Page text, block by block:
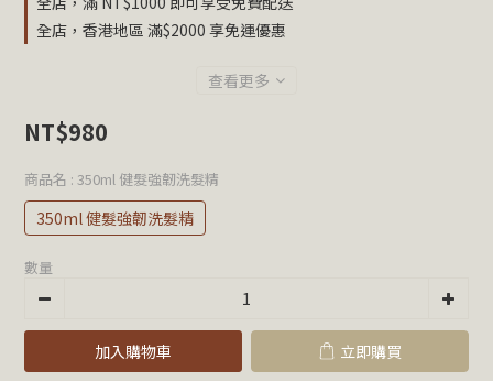
全店，香港地區 滿$2000 享免運優惠
查看更多
NT$980
商品名 : 350ml 健髮強韌洗髮精
350ml 健髮強韌洗髮精
數量
加入購物車 立即購買